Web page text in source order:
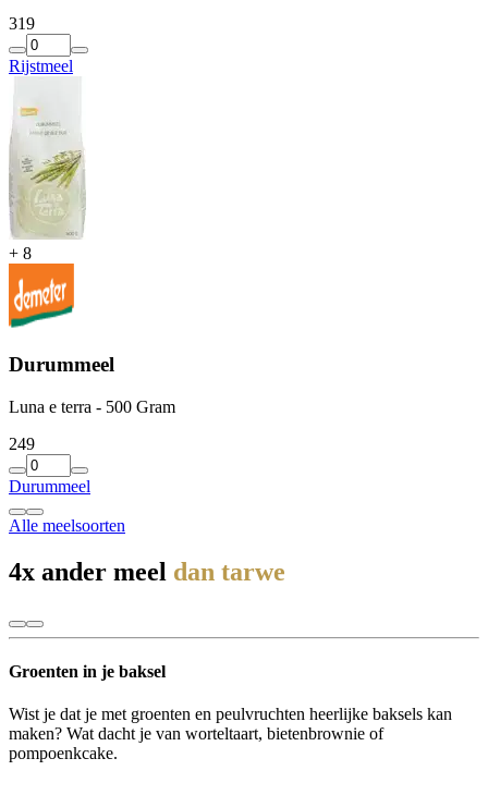
319
Rijstmeel
+ 8
Durummeel
Luna e terra - 500 Gram
249
Durummeel
Alle meelsoorten
4x ander meel dan tarwe
Groenten in je baksel
Wist je dat je met groenten en peulvruchten heerlijke baksels kan
maken? Wat dacht je van worteltaart, bietenbrownie of
pompoenkcake.